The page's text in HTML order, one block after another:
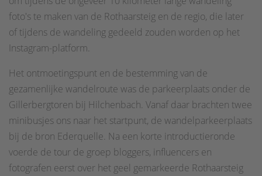
foto's te maken van de Rothaarsteig en de regio, die later
of tijdens de wandeling gedeeld zouden worden op het
Instagram-platform.
Het ontmoetingspunt en de bestemming van de
gezamenlijke wandelroute was de parkeerplaats onder de
Gillerbergtoren bij Hilchenbach. Vanaf daar brachten twee
minibusjes ons naar het startpunt, de wandelparkeerplaats
bij de bron Ederquelle. Na een korte introductieronde
voerde de tour de groep bloggers, influencers en
fotografen eerst over het geel gemarkeerde Rothaarsteig